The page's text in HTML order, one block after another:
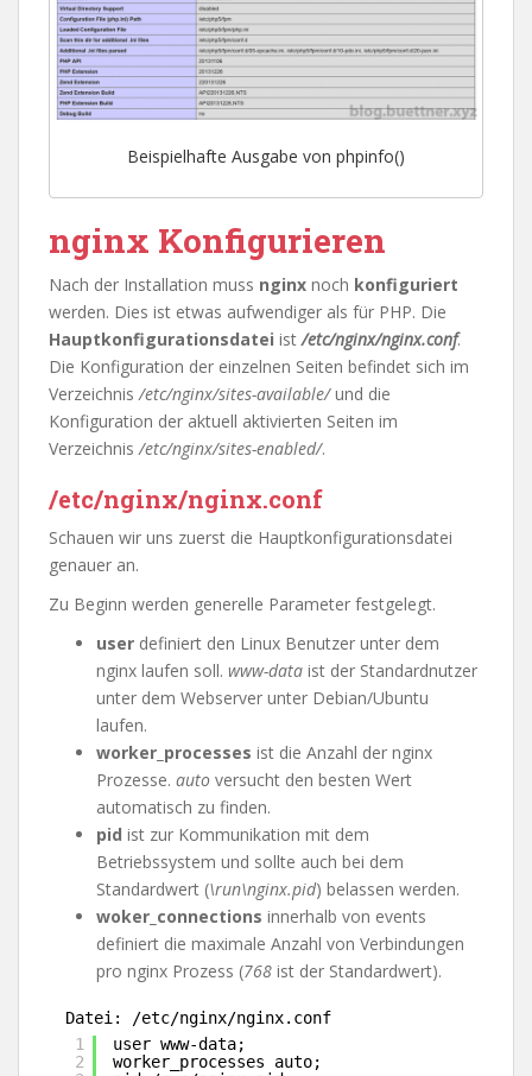
Beispielhafte Ausgabe von phpinfo()
nginx Konfigurieren
Nach der Installation muss nginx noch konfiguriert
werden. Dies ist etwas aufwendiger als für PHP. Die
Hauptkonfigurationsdatei ist/etc/nginx/nginx.conf.
Die Konfiguration der einzelnen Seiten befindet sich im
Verzeichnis/etc/nginx/sites-available/und die
Konfiguration der aktuell aktivierten Seiten im
Verzeichnis/etc/nginx/sites-enabled/.
/etc/nginx/nginx.conf
Schauen wir uns zuerst die Hauptkonfigurationsdatei
genauer an.
Zu Beginn werden generelle Parameter festgelegt.
user definiert den Linux Benutzer unter dem
nginx laufen soll. www-data ist der Standardnutzer
unter dem Webserver unter Debian/Ubuntu
laufen.
worker_processes ist die Anzahl der nginx
Prozesse. auto versucht den besten Wert
automatisch zu finden.
pid ist zur Kommunikation mit dem
Betriebssystem und sollte auch bei dem
Standardwert (\run\nginx.pid) belassen werden.
woker_connections innerhalb von events
definiert die maximale Anzahl von Verbindungen
pro nginx Prozess (768 ist der Standardwert).
Datei: /etc/nginx/nginx.conf
1
2
user www-data;
worker_processes auto;